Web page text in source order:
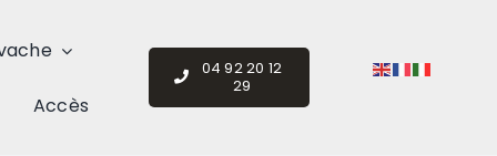
Accès
04 92 20 12
29